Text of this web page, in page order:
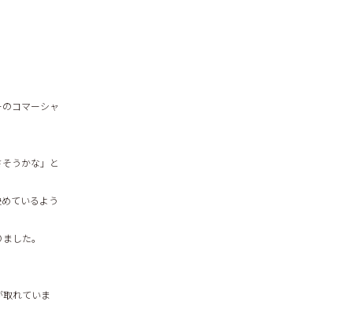
コマーシャ
うかな」と
ているよう
した。
れていま